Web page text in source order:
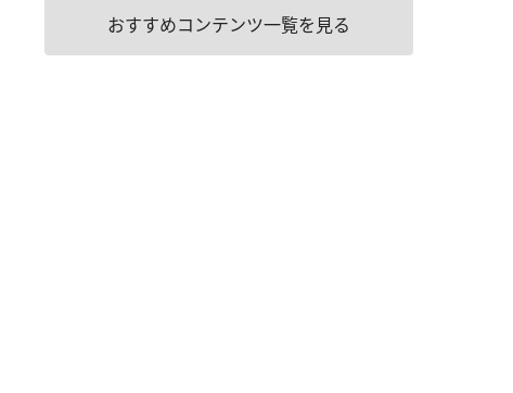
おすすめコンテンツ一覧を見る